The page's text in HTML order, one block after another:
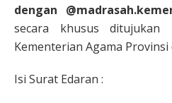
dengan
secara khusus ditujukan
Kementerian Agama
Isi Surat Edaran :